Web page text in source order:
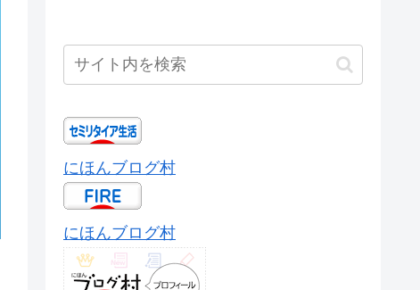
にほんブログ村
にほんブログ村